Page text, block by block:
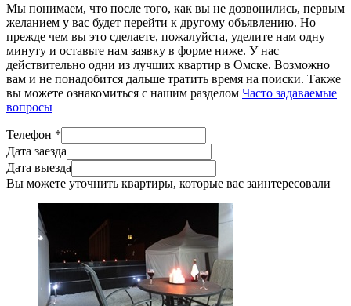
Мы понимаем, что после того, как вы не дозвонились, первым
желанием у вас будет перейти к другому объявлению. Но
прежде чем вы это сделаете, пожалуйста, уделите нам одну
минуту и оставьте нам заявку в форме ниже. У нас
действительно одни из лучших квартир в Омске. Возможно
вам и не понадобится дальше тратить время на поиски. Также
вы можете ознакомиться с нашим разделом Часто задаваемые
вопросы
Телефон *
Дата заезда
Дата выезда
Вы можете уточнить квартиры, которые вас заинтересовали